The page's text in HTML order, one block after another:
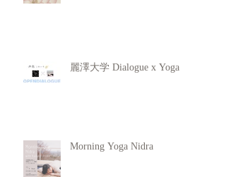
麗澤大学 Dialogue x Yoga
Morning Yoga Nidra